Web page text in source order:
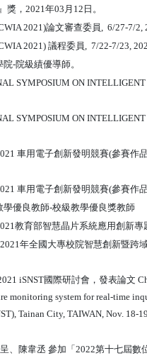
，2021年03月12日。
2021)論文審查委員, 6/27-7/2,
2021) 議程委員, 7/22-7/23,
-院級績優導師。
SYMPOSIUM ON
SYMPOSIUM ON
車用電子創新發明競賽(參賽作
車用電子創新發明競賽(參賽作
優良教師-校級教學優良獎教師
教育部智慧晶片系統應用創新專
_2021年全國大專校院智慧創新暨
iSNST國際研討會，發表論文
monitoring system for real-time
Tainan City, TAIWAN, Nov. 18-
、陳韋丞 參加「2022第十七屆